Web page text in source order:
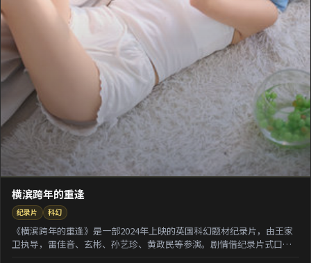
横滨跨年的重逢
纪录片 科幻
《横滨跨年的重逢》是一部2024年上映的英国科幻题材纪录片，由王家
卫执导，雷佳音、玄彬、孙艺珍、黄政民等参演。剧情借纪录片式口吻